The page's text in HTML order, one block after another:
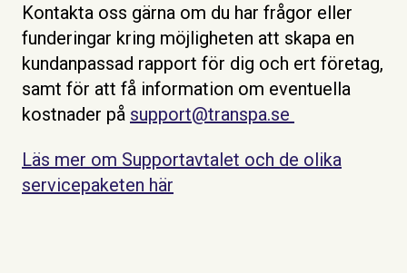
Kontakta oss gärna om du har frågor eller
funderingar kring möjligheten att skapa en
kundanpassad rapport för dig och ert företag,
samt för att få information om eventuella
kostnader på support@transpa.se
Läs mer om Supportavtalet och de olika
servicepaketen här